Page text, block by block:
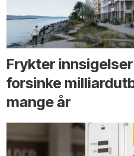
Frykter
forsinke
mange år